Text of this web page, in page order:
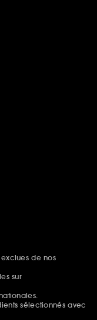
de nos
sur
sélectionnés avec